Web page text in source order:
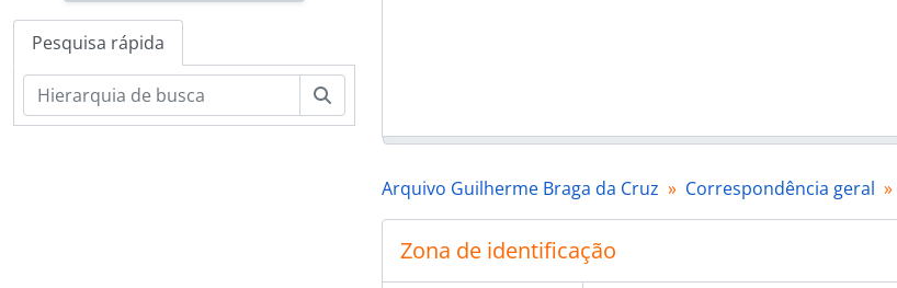
Pesquisa rápida
Arquivo Guilherme Braga da Cruz Correspondência geral
Zona de identificação